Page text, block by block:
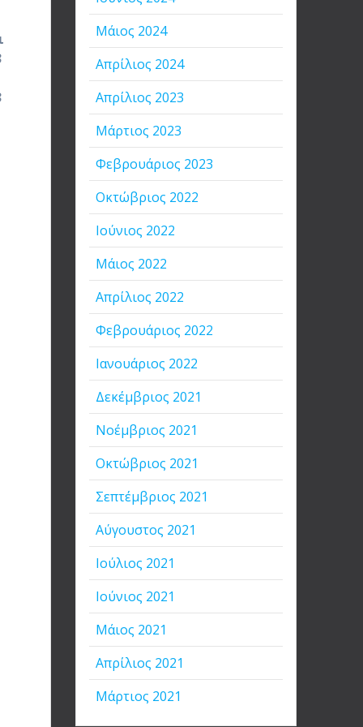
Μάιος 2024
Απρίλιος 2024
Απρίλιος 2023
Μάρτιος 2023
Φεβρουάριος 2023
Οκτώβριος 2022
Ιούνιος 2022
Μάιος 2022
Απρίλιος 2022
Φεβρουάριος 2022
Ιανουάριος 2022
Δεκέμβριος 2021
Νοέμβριος 2021
Οκτώβριος 2021
Σεπτέμβριος 2021
Αύγουστος 2021
Ιούλιος 2021
Ιούνιος 2021
Μάιος 2021
Απρίλιος 2021
Μάρτιος 2021